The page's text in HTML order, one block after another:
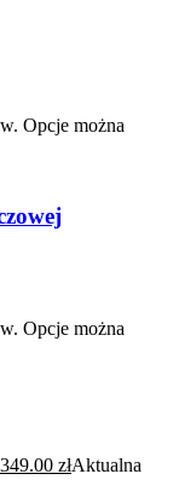
Opcje można
Opcje można
349.00 złAktualna